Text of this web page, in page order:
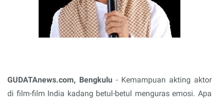
GUDATAnews.com, Bengkulu - Kemampuan akting aktor
di film-film India kadang betul-betul menguras emosi. Apa